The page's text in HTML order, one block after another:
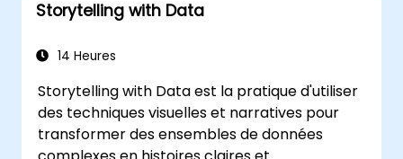
Storytelling with Data
14 Heures
Storytelling with Data est la pratique d'utiliser
des techniques visuelles et narratives pour
transformer des ensembles de données